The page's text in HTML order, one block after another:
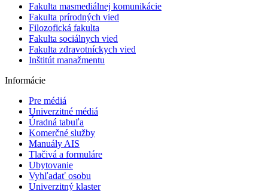
Fakulta masmediálnej komunikácie
Fakulta prírodných vied
Filozofická fakulta
Fakulta ​sociálnych vied
Fakulta zdravotníckych vied
Inštitút manažmentu
Informácie
Pre médiá
Univerzitné médiá
Úradná tabuľa
Komerčné služby
Manuály AIS
Tlačivá a formuláre
Ubytovanie
Vyhľadať osobu
Univerzitný klaster